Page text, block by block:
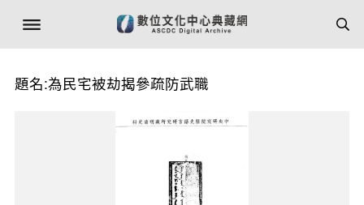
題名:為民宅被劫揭參疏防武職